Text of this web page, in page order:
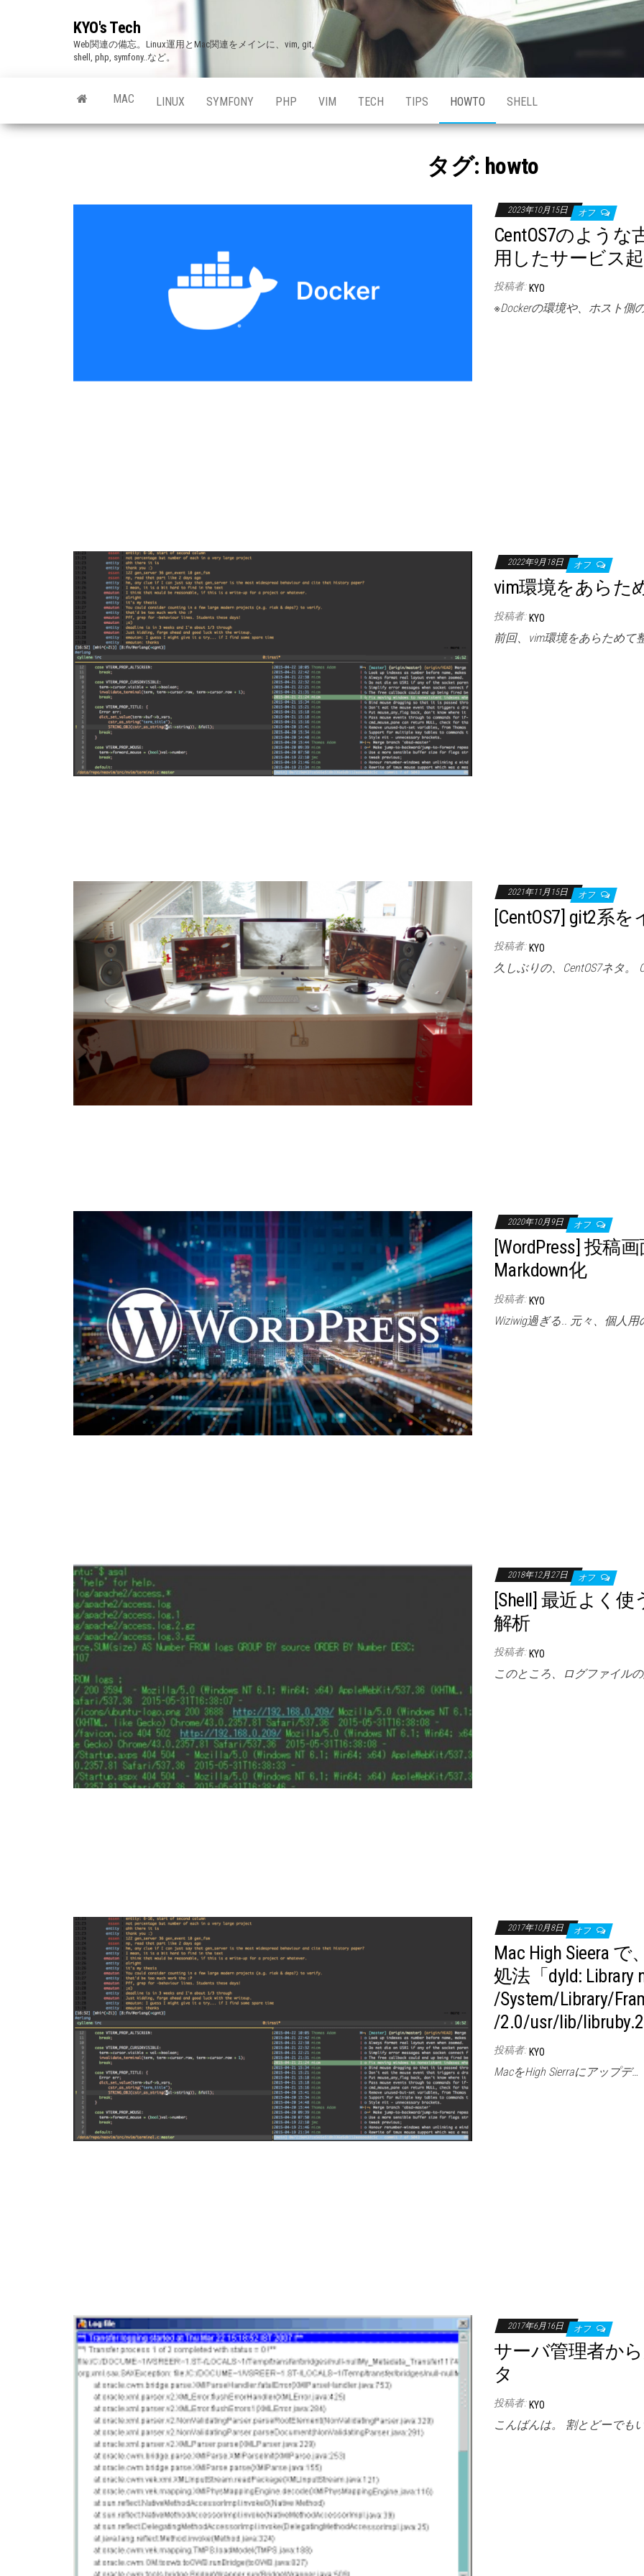
KYO's Tech
Web関連の備忘。Linux運用とMac関連をメインに、vim, git,
shell, php, symfony..など。
MAC LINUX SYMFONY PHP VIM TECH TIPS HOWTO SHELL
タグ: howto
2023年10月15日 オフ
CentOS7のような
用したサービス
投稿者: KYO
※Dockerの環境や、ホスト側
2022年9月18日 オフ
vim環境をあらた
投稿者: KYO
前回、vim環境をあらためて
2021年11月15日 オフ
[CentOS7] git2系
投稿者: KYO
久しぶりの、CentOS7ネタ。
2020年10月9日 オフ
[WordPress] 投稿
Markdown化
投稿者: KYO
Wiziwig過ぎる.. 元々、個人用
2018年12月27日 オフ
[Shell] 最近よく
解析
投稿者: KYO
このところ、ログファイル
2017年10月8日 オフ
Mac High Sieera
処法「dyld: Library
/System/Library/
/2.0/usr/lib/
投稿者: KYO
MacをHigh Sierraにアップデ…
2017年6月16日 オフ
サーバ管理者か
タ
投稿者: KYO
こんばんは。 割とどーでも